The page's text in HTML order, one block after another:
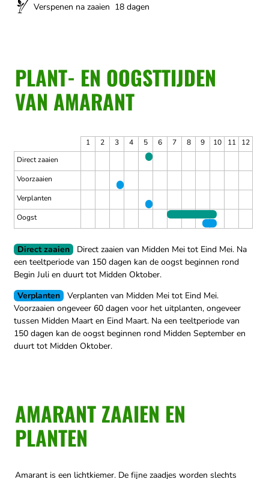
Verspenen na zaaien 18 dagen
PLANT- EN OOGSTTIJDEN
VAN AMARANT
1 2 3 4 5 6 7 8 9 10 11
12
Direct zaaien
Voorzaaien
Verplanten
Oogst
Direct zaaien Direct zaaien van Midden Mei tot Eind Mei. Na
een teeltperiode van 150 dagen kan de oogst beginnen rond
Begin Juli en duurt tot Midden Oktober.
Verplanten
Verplanten van Midden Mei tot Eind Mei.
Voorzaaien ongeveer 60 dagen voor het uitplanten, ongeveer
tussen Midden Maart en Eind Maart. Na een teeltperiode van
150 dagen kan de oogst beginnen rond Midden September en
duurt tot Midden Oktober.
AMARANT ZAAIEN EN
PLANTEN
Amarant is een lichtkiemer. De fijne zaadjes worden slechts